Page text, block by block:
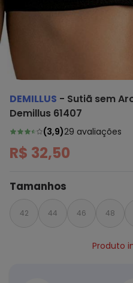
DEMILLUS - Sutiã sem
Demillus 61407
(3,9)29 avaliações
R$ 32,50
Tamanhos
42 44 46 48
Produto